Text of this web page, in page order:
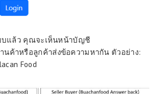
บแล้ว คุณจะเห็นหน้าบัญชี
ค้าหรือลูกค้าส่งข้อความหากัน ตัวอย่าง:
Food